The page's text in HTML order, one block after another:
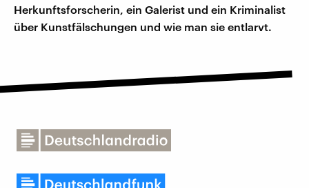
Herkunftsforscherin, ein Galerist und ein Kriminalist
über Kunstfälschungen und wie man sie entlarvt.